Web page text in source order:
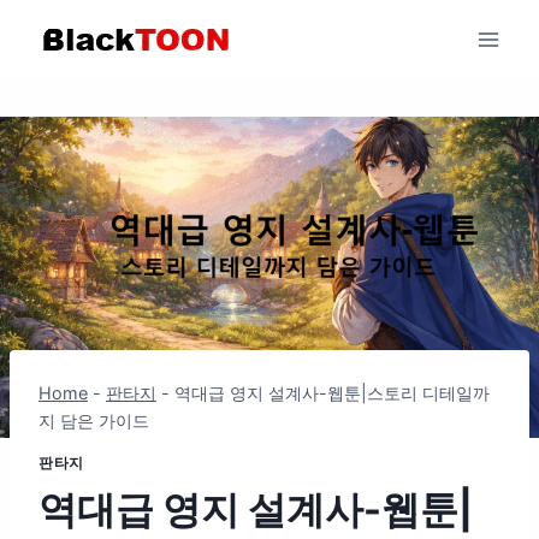
Home - 판타지 - 역대급 영지 설계사-웹툰|스토리 디테일까
지 담은 가이드
판타지
역대급 영지 설계사-웹툰|